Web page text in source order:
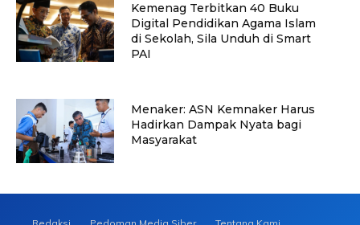
Kemenag Terbitkan 40 Buku
Digital Pendidikan Agama Islam
di Sekolah, Sila Unduh di Smart
PAI
Menaker: ASN Kemnaker Harus
Hadirkan Dampak Nyata bagi
Masyarakat